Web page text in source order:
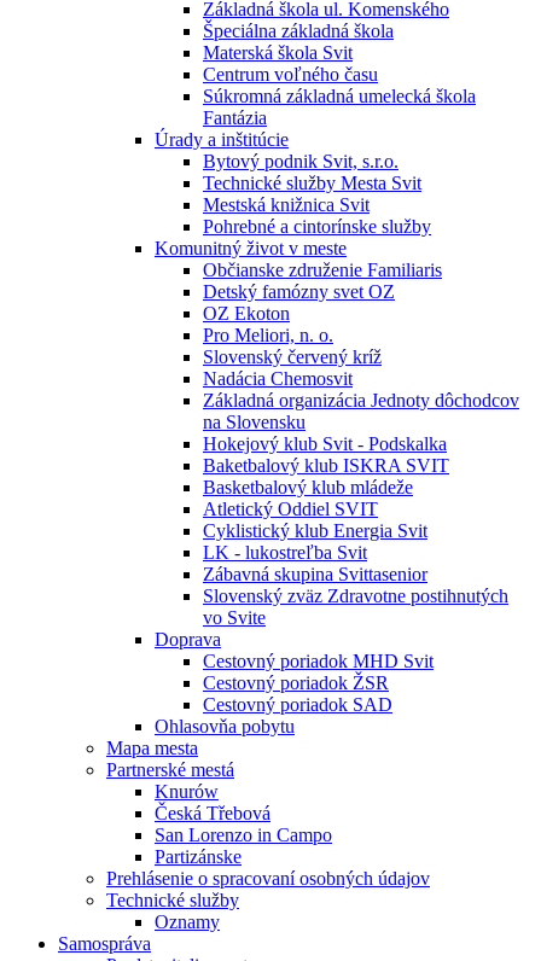
Základná škola ul. Komenského
Špeciálna základná škola
Materská škola Svit
Centrum voľného času
Súkromná základná umelecká škola
Fantázia
Úrady a inštitúcie
Bytový podnik Svit, s.r.o.
Technické služby Mesta Svit
Mestská knižnica Svit
Pohrebné a cintorínske služby
Komunitný život v meste
Občianske združenie Familiaris
Detský famózny svet OZ
OZ Ekoton
Pro Meliori, n. o.
Slovenský červený kríž
Nadácia Chemosvit
Základná organizácia Jednoty dôchodcov
na Slovensku
Hokejový klub Svit - Podskalka
Baketbalový klub ISKRA SVIT
Basketbalový klub mládeže
Atletický Oddiel SVIT
Cyklistický klub Energia Svit
LK - lukostreľba Svit
Zábavná skupina Svittasenior
Slovenský zväz Zdravotne postihnutých
vo Svite
Doprava
Cestovný poriadok MHD Svit
Cestovný poriadok ŽSR
Cestovný poriadok SAD
Ohlasovňa pobytu
Mapa mesta
Partnerské mestá
Knurów
Česká Třebová
San Lorenzo in Campo
Partizánske
Prehlásenie o spracovaní osobných údajov
Technické služby
Oznamy
Samospráva